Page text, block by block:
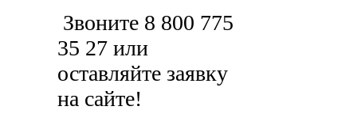
Звоните 8 800 775
35 27 или
оставляйте заявку
на сайте!